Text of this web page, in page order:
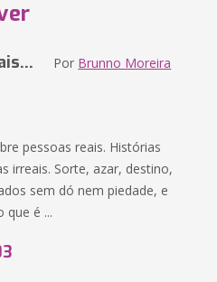
Por Brunno Moreira
pessoas reais. Histórias
irreais. Sorte, azar, destino,
sem dó nem piedade, e
que é ...